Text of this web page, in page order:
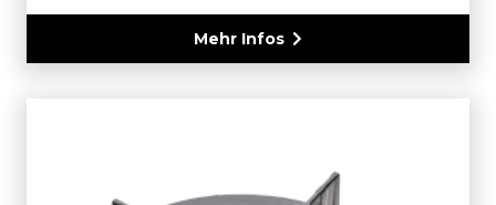
Mehr Infos